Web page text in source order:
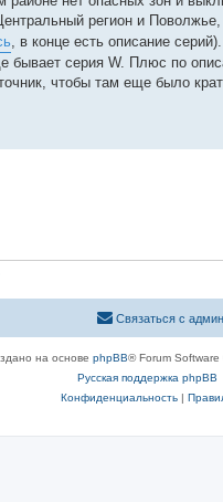
регион и
, в конце есть описание серий).
бывает серия W. Плюс по
чтобы там еще было
Связаться с
на основе phpBB® Forum
Русская поддержка phpBB
Конфиденциальность|